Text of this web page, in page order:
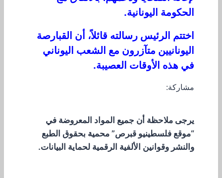
الحكومة اليونانية.
اختتم الرئيس رسالته قائلاً، أن القبارصة
اليونانيين متآزرون مع الشعب اليوناني
في هذه الأوقات العصيبة.
مشاركة:
يرجى ملاحظة أن جميع المواد المعروضة في
“موقع فلسطينيو قبرص” محمية بحقوق الطبع
والنشر وقوانين الألفية الرقمية لحماية البيانات.